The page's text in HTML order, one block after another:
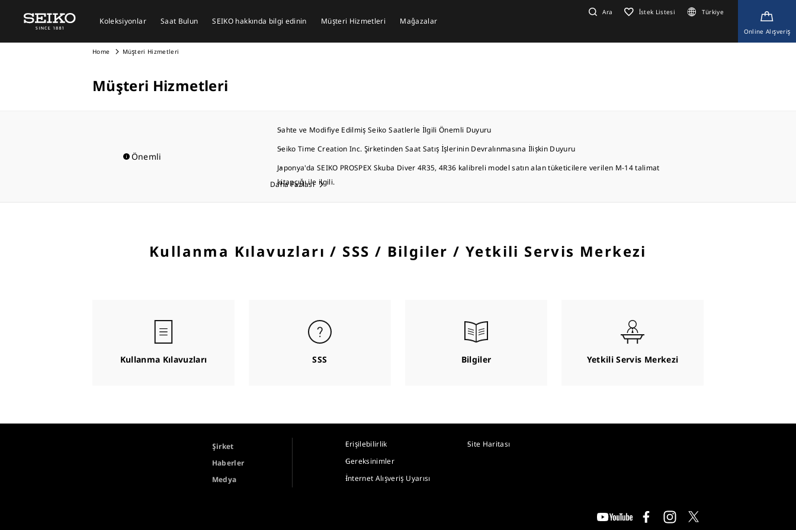
Koleksiyonlar Saat Bulun SEIKO hakkında bilgi edinin Müşteri Hizmetleri Mağazalar
Ara İstek Listesi Türkiye
Online Alışveriş
Home Müşteri Hizmetleri
Müşteri Hizmetleri
Önemli
Sahte ve Modifiye Edilmiş Seiko Saatlerle İlgili Önemli Duyuru
Seiko Time Creation Inc. Şirketinden Saat Satış İşlerinin Devralınmasına İlişkin Duyuru
Japonya'da SEIKO PROSPEX Skuba Diver 4R35, 4R36 kalibreli model satın alan tüketicilere verilen M-14 talimat
kitapçığı ile ilgili.
Daha Fazlası
Kullanma Kılavuzları / SSS / Bilgiler / Yetkili Servis Merkezi
Kullanma Kılavuzları SSS Bilgiler Yetkili Servis Merkezi
Şirket
Haberler
Medya
Erişilebilirlik
Gereksinimler
İnternet Alışveriş Uyarısı
Site Haritası